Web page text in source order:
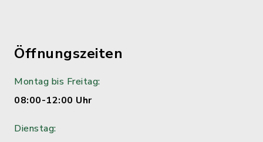
Öffnungszeiten
Montag bis Freitag:
08:00-12:00 Uhr
Dienstag: